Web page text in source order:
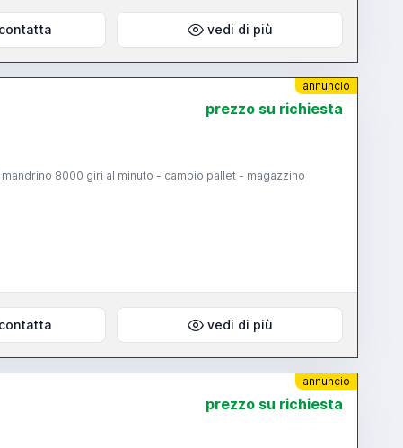
contatta vedi di più
annuncio
prezzo su richiesta
8000 giri al minuto - cambio pallet - magazzino
contatta vedi di più
annuncio
prezzo su richiesta